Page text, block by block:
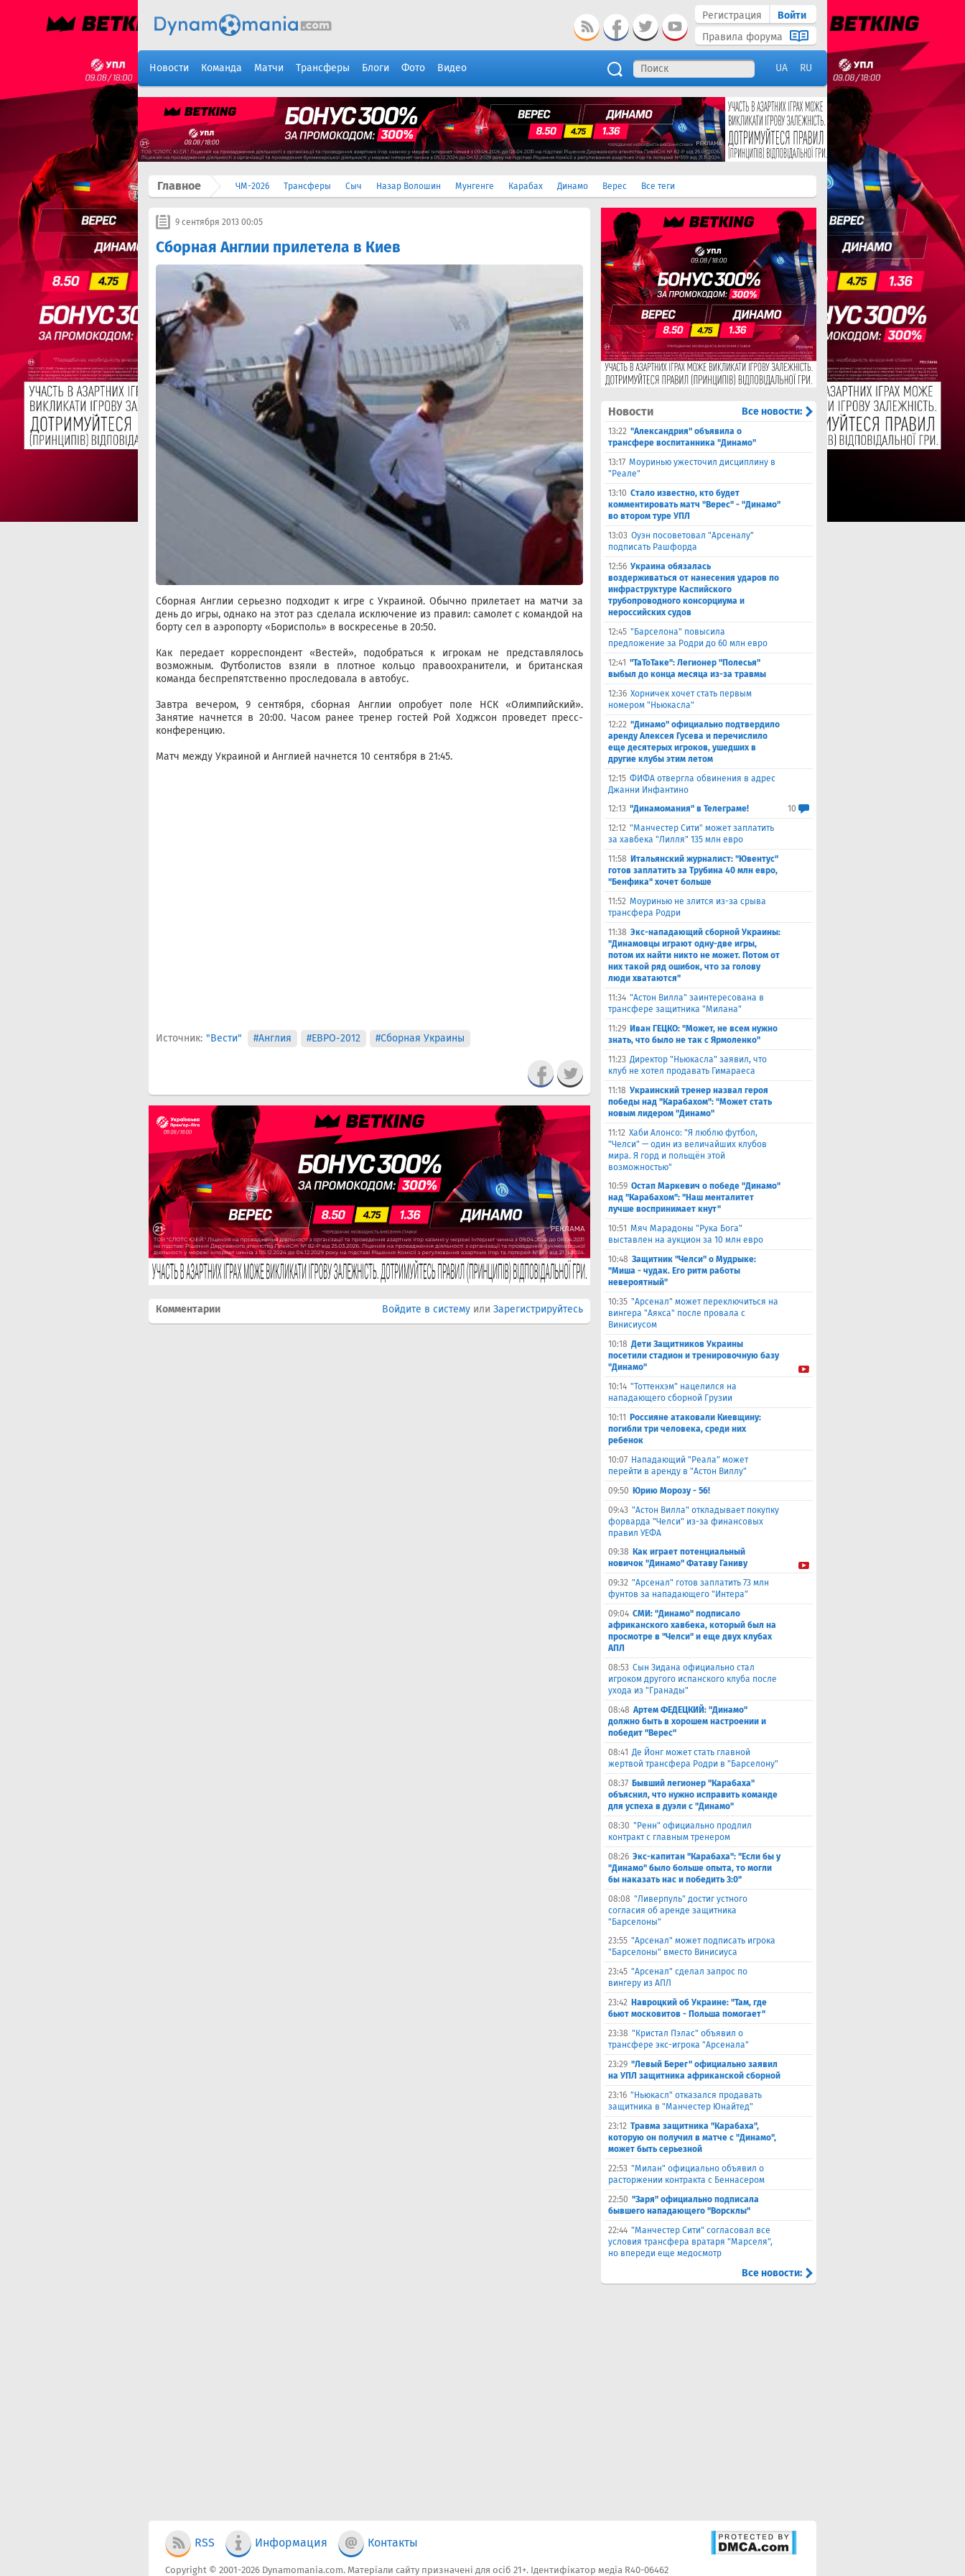
Регистрация
Войти
Правила форума
Новости Команда Матчи Трансферы Блоги Фото Видео UA RU
Главное ЧМ-2026 Трансферы Сыч Назар Волошин Мунгенге Карабах Динамо Верес Все теги
9 сентября 2013 00:05
Сборная Англии прилетела в Киев
Сборная Англии серьезно подходит к игре с Украиной. Обычно прилетает на матчи за
день до игры, однако на этот раз сделала исключение из правил: самолет с командой на
борту сел в аэропорту «Борисполь» в воскресенье в 20:50.
Как передает корреспондент «Вестей», подобраться к игрокам не представлялось
возможным. Футболистов взяли в плотное кольцо правоохранители, и британская
команда беспрепятственно проследовала в автобус.
Завтра вечером, 9 сентября, сборная Англии опробует поле НСК «Олимпийский».
Занятие начнется в 20:00. Часом ранее тренер гостей Рой Ходжсон проведет пресс-
конференцию.
Матч между Украиной и Англией начнется 10 сентября в 21:45.
Источник: "Вести" #Англия #ЕВРО-2012 #Сборная Украины
Комментарии Войдите в систему или Зарегистрируйтесь
Новости Все новости:
13:22 "Александрия" объявила о
трансфере воспитанника "Динамо"
13:17 Моуринью ужесточил дисциплину в
"Реале"
13:10 Стало известно, кто будет
комментировать матч "Верес" - "Динамо"
во втором туре УПЛ
13:03 Оуэн посоветовал "Арсеналу"
подписать Рашфорда
12:56 Украина обязалась
воздерживаться от нанесения ударов по
инфраструктуре Каспийского
трубопроводного консорциума и
нероссийских судов
12:45 "Барселона" повысила
предложение за Родри до 60 млн евро
12:41 "ТаТоТаке": Легионер "Полесья"
выбыл до конца месяца из-за травмы
12:36 Хорничек хочет стать первым
номером "Ньюкасла"
12:22 "Динамо" официально подтвердило
аренду Алексея Гусева и перечислило
еще десятерых игроков, ушедших в
другие клубы этим летом
12:15 ФИФА отвергла обвинения в адрес
Джанни Инфантино
12:13 "Динамомания" в Телеграме!
10
12:12 "Манчестер Сити" может заплатить
за хавбека "Лилля" 135 млн евро
11:58 Итальянский журналист: "Ювентус"
готов заплатить за Трубина 40 млн евро,
"Бенфика" хочет больше
11:52 Моуринью не злится из-за срыва
трансфера Родри
11:38 Экс-нападающий сборной Украины:
"Динамовцы играют одну-две игры,
потом их найти никто не может. Потом от
них такой ряд ошибок, что за голову
люди хватаются"
11:34 "Астон Вилла" заинтересована в
трансфере защитника "Милана"
11:29 Иван ГЕЦКО: "Может, не всем нужно
знать, что было не так с Ярмоленко"
11:23 Директор "Ньюкасла" заявил, что
клуб не хотел продавать Гимараеса
11:18 Украинский тренер назвал героя
победы над "Карабахом": "Может стать
новым лидером "Динамо"
11:12 Хаби Алонсо: "Я люблю футбол,
"Челси" — один из величайших клубов
мира. Я горд и польщён этой
возможностью"
10:59 Остап Маркевич о победе "Динамо"
над "Карабахом": "Наш менталитет
лучше воспринимает кнут"
10:51 Мяч Марадоны "Рука Бога"
выставлен на аукцион за 10 млн евро
10:48 Защитник "Челси" о Мудрыке:
"Миша - чудак. Его ритм работы
невероятный"
10:35 "Арсенал" может переключиться на
вингера "Аякса" после провала с
Винисиусом
10:18 Дети Защитников Украины
посетили стадион и тренировочную базу
"Динамо"
10:14 "Тоттенхэм" нацелился на
нападающего сборной Грузии
10:11
Россияне атаковали Киевщину:
погибли три человека, среди них
ребенок
10:07 Нападающий "Реала" может
перейти в аренду в "Астон Виллу"
09:50 Юрию Морозу - 56!
09:43 "Астон Вилла" откладывает покупку
форварда "Челси" из-за финансовых
правил УЕФА
09:38 Как играет потенциальный
новичок "Динамо" Фатаву Ганиву
09:32 "Арсенал" готов заплатить 73 млн
фунтов за нападающего "Интера"
09:04 СМИ: "Динамо" подписало
африканского хавбека, который был на
просмотре в "Челси" и еще двух клубах
АПЛ
08:53 Сын Зидана официально стал
игроком другого испанского клуба после
ухода из "Гранады"
08:48 Артем ФЕДЕЦКИЙ: "Динамо"
должно быть в хорошем настроении и
победит "Верес"
08:41 Де Йонг может стать главной
жертвой трансфера Родри в "Барселону"
08:37 Бывший легионер "Карабаха"
объяснил, что нужно исправить команде
для успеха в дуэли с "Динамо"
08:30 "Ренн" официально продлил
контракт с главным тренером
08:26 Экс-капитан "Карабаха": "Если бы у
"Динамо" было больше опыта, то могли
бы наказать нас и победить 3:0"
08:08 "Ливерпуль" достиг устного
согласия об аренде защитника
"Барселоны"
23:55 "Арсенал" может подписать игрока
"Барселоны" вместо Винисиуса
23:45 "Арсенал" сделал запрос по
вингеру из АПЛ
23:42 Навроцкий об Украине: "Там, где
бьют московитов - Польша помогает"
23:38 "Кристал Пэлас" объявил о
трансфере экс-игрока "Арсенала"
23:29 "Левый Берег" официально заявил
на УПЛ защитника африканской сборной
23:16 "Ньюкасл" отказался продавать
защитника в "Манчестер Юнайтед"
23:12 Травма защитника "Карабаха",
которую он получил в матче с "Динамо",
может быть серьезной
22:53 "Милан" официально объявил о
расторжении контракта с Беннасером
22:50 "Заря" официально подписала
бывшего нападающего "Ворсклы"
22:44 "Манчестер Сити" согласовал все
условия трансфера вратаря "Марселя",
но впереди еще медосмотр
Все новости:
RSS Информация Контакты
Copyright © 2001-2026 Dynamomania.com. Матеріали сайту призначені для осіб 21+. Ідентифікатор медіа R40-06462